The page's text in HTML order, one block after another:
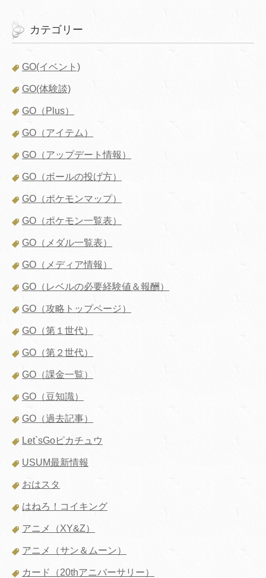
カテゴリー
GO(イベント)
GO(体験談)
GO（Plus）
GO（アイテム）
GO（アップデート情報）
GO（ボールの投げ方）
GO（ポケモンマップ）
GO（ポケモン一覧表）
GO（メダル一覧表）
GO（メディア情報）
GO（レベルの必要経験値＆報酬）
GO（攻略トップページ）
GO（第１世代）
GO（第２世代）
GO（課金一覧）
GO（豆知識）
GO（過去記事）
Let`sGoピカチュウ
USUM最新情報
おはスタ
はねろ！コイキング
アニメ（XY&Z）
アニメ（サン＆ムーン）
カード（20thアニバーサリー）